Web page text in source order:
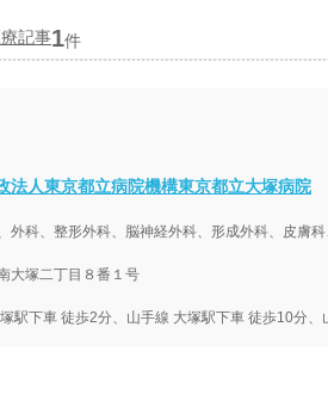
記事1件
法人東京都立病院機構東京都立大塚病院
外科、整形外科、脳神経外科、形成外科、皮膚
大塚二丁目８番１号
駅下車 徒歩2分、山手線 大塚駅下車 徒歩10分